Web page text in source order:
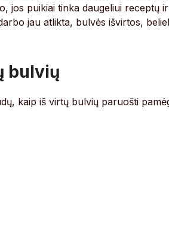
jos puikiai tinka daugeliui receptų
jau atlikta, bulvės išvirtos,
bulvių
kaip iš virtų bulvių paruošti